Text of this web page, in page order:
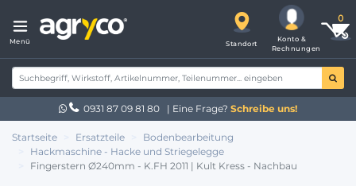
Menü Standort
Konto &
Rechnungen
0931 87 09 81 80 | Eine Frage? Schreibe uns!
Startseite Ersatzteile
Bodenbearbeitung
Hackmaschine - Hacke und Striegelegge
Fingerstern Ø240mm - K.FH 2011 | Kult Kress - Nachbau